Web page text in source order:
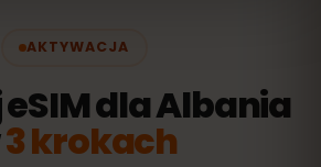
AKTYWACJA
dla Albania
3 krokach